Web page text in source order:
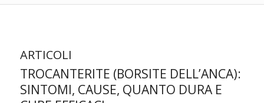
ARTICOLI
TROCANTERITE (BORSITE DELL’ANCA):
SINTOMI, CAUSE, QUANTO DURA E